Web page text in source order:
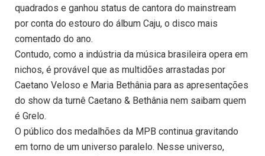
quadrados e ganhou status de cantora do mainstream
por conta do estouro do álbum Caju, o disco mais
comentado do ano.
Contudo, como a indústria da música brasileira opera em
nichos, é provável que as multidões arrastadas por
Caetano Veloso e Maria Bethânia para as apresentações
do show da turnê Caetano & Bethânia nem saibam quem
é Grelo.
O público dos medalhões da MPB continua gravitando
em torno de um universo paralelo. Nesse universo,